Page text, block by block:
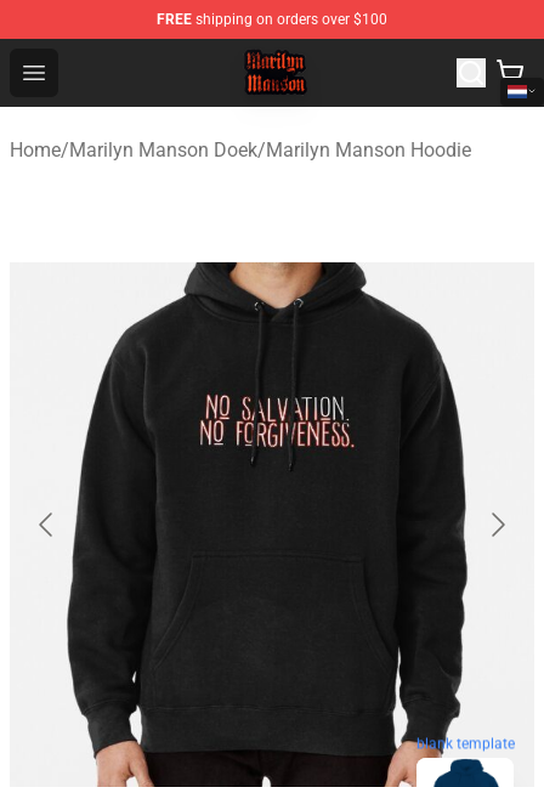
FREE shipping on orders over $100
Open menu
Marilyn Manson Shop - Official Marilyn Manson
Home/Marilyn Manson Doek/Marilyn Manson Hoodie
blank template